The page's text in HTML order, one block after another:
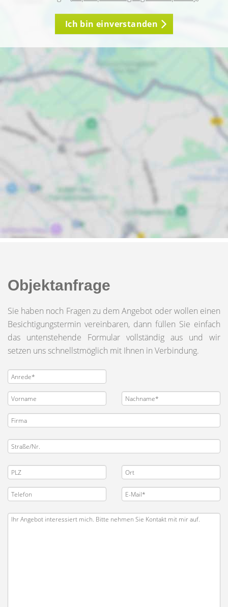
Ich bin einverstanden
Objektanfrage
Sie haben noch Fragen zu dem Angebot oder wollen einen
Besichtigungstermin vereinbaren, dann füllen Sie einfach
das untenstehende Formular vollständig aus und wir
setzen uns schnellstmöglich mit Ihnen in Verbindung.